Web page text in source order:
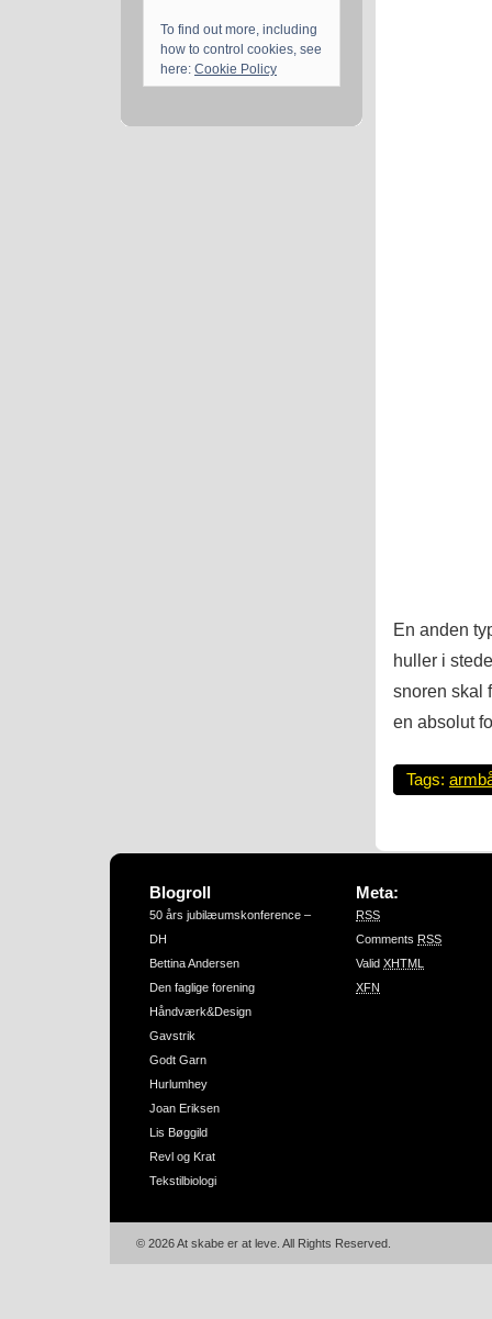
To find out more, including
how to control cookies, see
here: Cookie Policy
En anden
huller i
snoren skal
en absolut
Tags:
Blogroll
50 års jubilæumskonference –
DH
Bettina Andersen
Den faglige forening
Håndværk&Design
Gavstrik
Godt Garn
Hurlumhey
Joan Eriksen
Lis Bøggild
Revl og Krat
Tekstilbiologi
Meta:
RSS
Comments RSS
Valid XHTML
XFN
© 2026 At skabe er at leve. All Rights Reserved.